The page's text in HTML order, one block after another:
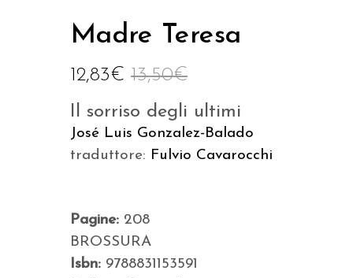
Madre Teresa
13,50€
12,83€
Il sorriso degli ultimi
José Luis Gonzalez-Balado
traduttore: Fulvio Cavarocchi
Pagine: 208
BROSSURA
Isbn: 9788831153591